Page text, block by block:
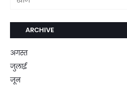
ARCHIVE
अगस्त
जुलाई
जून